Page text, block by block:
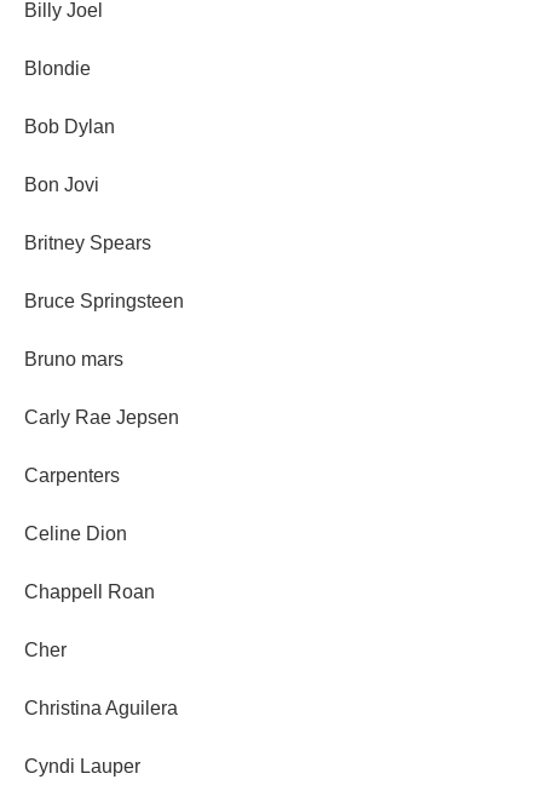
Billy Joel
Blondie
Bob Dylan
Bon Jovi
Britney Spears
Bruce Springsteen
Bruno mars
Carly Rae Jepsen
Carpenters
Celine Dion
Chappell Roan
Cher
Christina Aguilera
Cyndi Lauper